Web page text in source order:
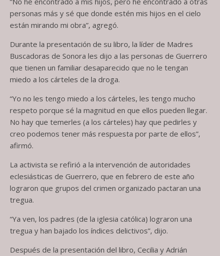
personas más y sé que donde estén mis hijos en el cielo
están mirando mi obra”, agregó.
Durante la presentación de su libro, la líder de Madres
Buscadoras de Sonora les dijo a las personas de Guerrero
que tienen un familiar desaparecido que no le tengan
miedo a los cárteles de la droga.
“Yo no les tengo miedo a los cárteles, les tengo mucho
respeto porque sé la magnitud en que ellos pueden llegar.
No hay que temerles (a los cárteles) hay que pedirles y
creo podemos tener más respuesta por parte de ellos”,
afirmó.
La activista se refirió a la intervención de autoridades
eclesiásticas de Guerrero, que en febrero de este año
lograron que grupos del crimen organizado pactaran una
tregua.
“Ya ven, los padres (de la iglesia católica) lograron una
tregua y han bajado los índices delictivos”, dijo.
Después de la presentación del libro, Cecilia y Adrián